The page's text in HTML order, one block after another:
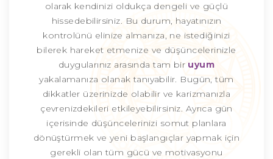
olarak kendinizi oldukça dengeli ve güçlü
hissedebilirsiniz. Bu durum, hayatınızın
kontrolünü elinize almanıza, ne istediğinizi
bilerek hareket etmenize ve düşüncelerinizle
duygularınız arasında tam bir uyum
yakalamanıza olanak tanıyabilir. Bugün, tüm
dikkatler üzerinizde olabilir ve karizmanızla
çevrenizdekileri etkileyebilirsiniz. Ayrıca gün
içerisinde düşüncelerinizi somut planlara
dönüştürmek ve yeni başlangıçlar yapmak için
gerekli olan tüm gücü ve motivasyonu